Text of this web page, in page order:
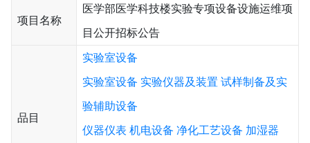
项目名称
医学部医学科技楼实验专项设备设施运维项
目公开招标公告
品目
实验室设备
实验室设备 实验仪器及装置 试样制备及实
验辅助设备
仪器仪表 机电设备 净化工艺设备 加湿器